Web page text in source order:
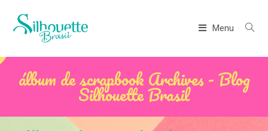
Menu
álbum de scrapbook Archives - Blog
Silhouette Brasil